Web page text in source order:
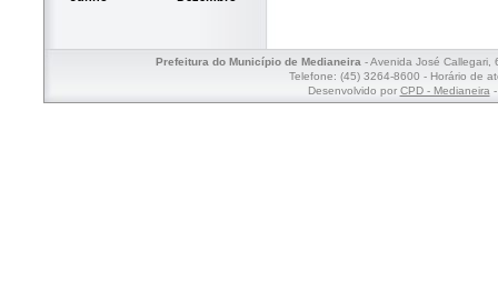
Prefeitura do Município de Medianeira- Avenida José Callegari,
Telefone: (45) 3264-8600 - Horário de
Desenvolvido por CPD - Medianeira-